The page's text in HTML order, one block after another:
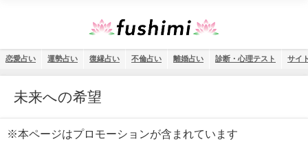
恋愛占い 運勢占い 復縁占い 不倫占い 離婚占い 診断・心理テスト サイ
未来への希望
※本ページはプロモーションが含まれています